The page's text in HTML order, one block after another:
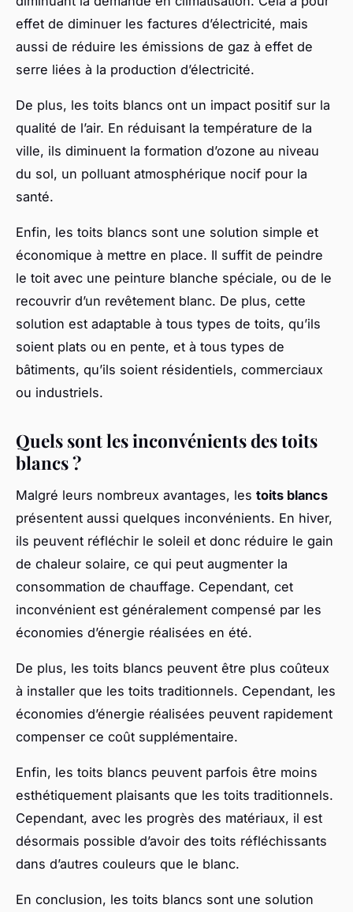
effet de diminuer les factures d’électricité, mais
aussi de réduire les émissions de gaz à effet de
serre liées à la production d’électricité.
De plus, les toits blancs ont un impact positif sur la
qualité de l’air. En réduisant la température de la
ville, ils diminuent la formation d’ozone au niveau
du sol, un polluant atmosphérique nocif pour la
santé.
Enfin, les toits blancs sont une solution simple et
économique à mettre en place. Il suffit de peindre
le toit avec une peinture blanche spéciale, ou de le
recouvrir d’un revêtement blanc. De plus, cette
solution est adaptable à tous types de toits, qu’ils
soient plats ou en pente, et à tous types de
bâtiments, qu’ils soient résidentiels, commerciaux
ou industriels.
Quels sont les inconvénients des toits
blancs ?
Malgré leurs nombreux avantages, les toits blancs
présentent aussi quelques inconvénients. En hiver,
ils peuvent réfléchir le soleil et donc réduire le gain
de chaleur solaire, ce qui peut augmenter la
consommation de chauffage. Cependant, cet
inconvénient est généralement compensé par les
économies d’énergie réalisées en été.
De plus, les toits blancs peuvent être plus coûteux
à installer que les toits traditionnels. Cependant, les
économies d’énergie réalisées peuvent rapidement
compenser ce coût supplémentaire.
Enfin, les toits blancs peuvent parfois être moins
esthétiquement plaisants que les toits traditionnels.
Cependant, avec les progrès des matériaux, il est
désormais possible d’avoir des toits réfléchissants
dans d’autres couleurs que le blanc.
En conclusion, les toits blancs sont une solution